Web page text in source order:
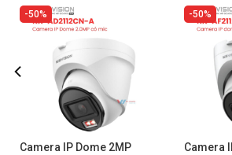
50%
Camera IP Dome 2MP
50%
Camera